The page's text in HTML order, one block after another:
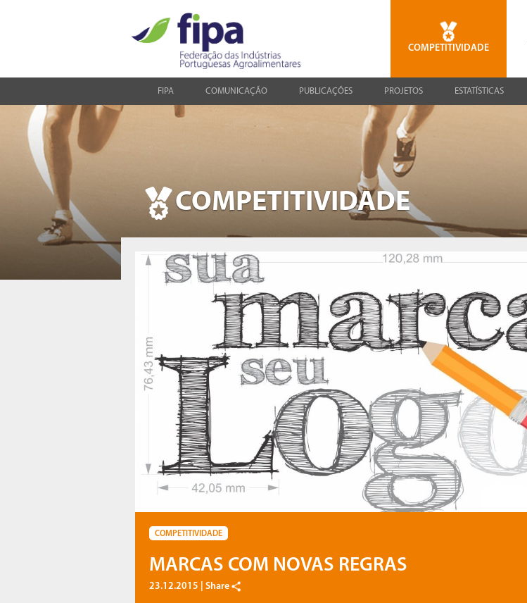
COMPETITIVIDADE
FIPA COMUNICAÇÃO PUBLICAÇÕES PROJETOS ESTATÍSTICAS
COMPETITIVIDADE
COMPETITIVIDADE
MARCAS COM NOVAS REGRAS
23.12.2015 | Share